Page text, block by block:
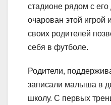
стадионе рядом с
очарован этой игрой
своих родителей
себя в футболе.
Родители,
записали малыша в
школу. С первых